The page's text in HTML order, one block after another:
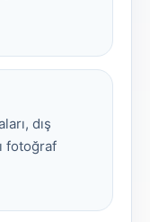
dış
fotoğraf